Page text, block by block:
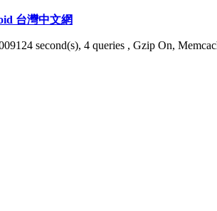
台灣中文網
second(s), 4 queries , Gzip On,